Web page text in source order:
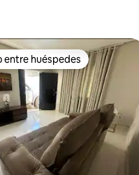
huéspedes preferido
entre huéspedes